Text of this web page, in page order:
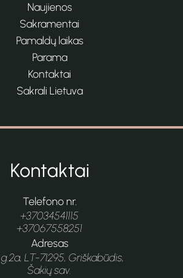
Naujienos
Sakramentai
Pamaldų laikas
Parama
Kontaktai
Sakrali Lietuva
Kontaktai
Telefono nr.
+37034541115
+37067558251
Adresas
LT-71295, Griškabūdis,
Šakių sav.